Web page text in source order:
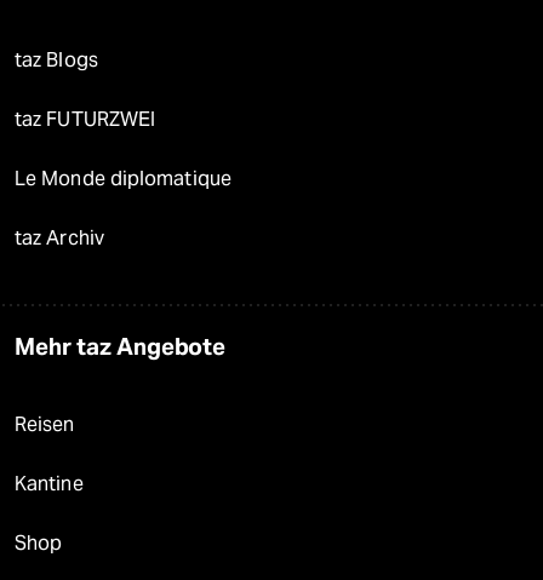
taz Blogs
taz FUTURZWEI
Le Monde diplomatique
taz Archiv
Mehr taz Angebote
Reisen
Kantine
Shop